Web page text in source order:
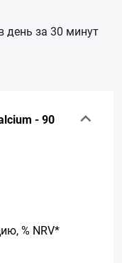
день за 30 минут
- 90
% NRV*